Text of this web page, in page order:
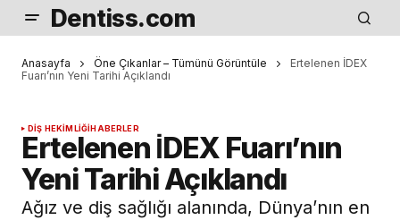
Dentiss.com
Anasayfa Öne Çıkanlar – Tümünü Görüntüle
Ertelenen İDEX
Fuarı’nın Yeni Tarihi Açıklandı
DIŞ HEKIMLIĞIHABERLER
Ertelenen İDEX Fuarı’nın
Yeni Tarihi Açıklandı
Ağız ve diş sağlığı alanında, Dünya’nın en